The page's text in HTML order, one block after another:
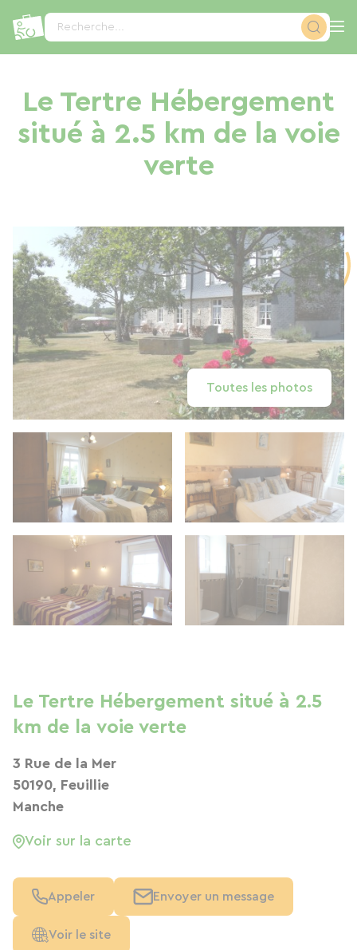
Recherche...
Le Tertre Hébergement
situé à 2.5 km de la voie
verte
Toutes les photos
Le Tertre Hébergement situé à 2.5
km de la voie verte
3 Rue de la Mer
50190, Feuillie
Manche
Voir sur la carte
Appeler Envoyer un message
Voir le site
Panneau de gestion des cookies